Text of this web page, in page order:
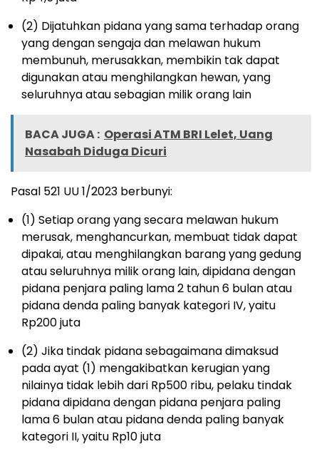
(2) Dijatuhkan pidana yang sama terhadap orang
yang dengan sengaja dan melawan hukum
membunuh, merusakkan, membikin tak dapat
digunakan atau menghilangkan hewan, yang
seluruhnya atau sebagian milik orang lain
BACA JUGA : Operasi ATM BRI Lelet, Uang
Nasabah Diduga Dicuri
Pasal 521 UU 1/2023 berbunyi:
(1) Setiap orang yang secara melawan hukum
merusak, menghancurkan, membuat tidak dapat
dipakai, atau menghilangkan barang yang gedung
atau seluruhnya milik orang lain, dipidana dengan
pidana penjara paling lama 2 tahun 6 bulan atau
pidana denda paling banyak kategori IV, yaitu
Rp200 juta
(2) Jika tindak pidana sebagaimana dimaksud
pada ayat (1) mengakibatkan kerugian yang
nilainya tidak lebih dari Rp500 ribu, pelaku tindak
pidana dipidana dengan pidana penjara paling
lama 6 bulan atau pidana denda paling banyak
kategori II, yaitu Rp10 juta